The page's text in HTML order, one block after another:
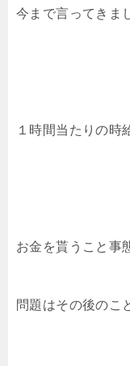
今まで言ってきま
１時間当たりの時
お金を貰うこと事
問題はその後のこ